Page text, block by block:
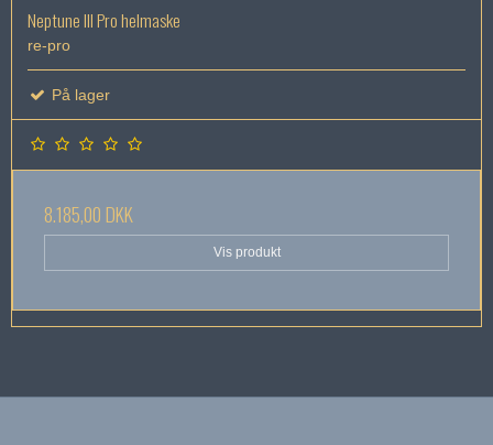
Neptune III Pro helmaske
re-pro
På lager
8.185,00 DKK
Vis produkt